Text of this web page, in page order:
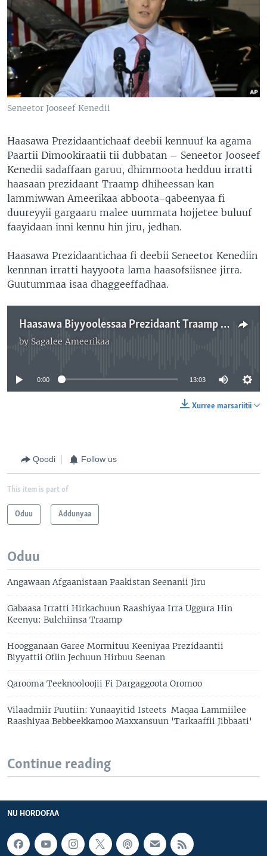
Seneetor Jooseef Kenedii
Haasawa Prezidaantichaaf deebii kennuuf ka agama
Paartii Dimookiraatii tii dubbatan – Seneetor Jooseef
Kenedii sadaffaan garuu, dhimmoota hedduu irratti
haasaan prezidaant Traamp dhiheessan kan
lammiwwan Ameerikaa abboota-qabeenyaa fi
duureyyii gargaaru malee uummata hojjetee buluuf
faayidaan inni kennu hin jiru, jedhan.
Haasawa Prezidaantichaa fi deebii Seneetor Kenediin
kennnan irratti hayyoota lama haasofsiisnee jirra.
Guutummaa isaa dhaggeeffadhaa.
Haasawa Biyyoolessaa Prezidaant Traamp Halkan Dabre Dhageessisan Ija Xiinxaltootaatiin
by Sagalee Ameerikaa
No media source currently available
0:00 13:03
Xurree marsariitii
Qoodi Follow us
This item is part of
Oduu Addunyaa
Oduu
Angawaan Afgaanistaan Paakistan Seenanii Jiru
Gabaasa Irratti Hirkachuun Raashiyaa Irra Uggura Hin
Keenyu: Bulchiinsa Traamp
Hoogganaan Garee Mormituu Keeniyaa Prezidaantii
Biyyattii Ofiin Jechuun Hirbuu Seenan
Qarooma Teeknooloojii Fi Dargaggoota Oromoo
Vilaadmiir Puutiin: Yunaayitid Isteets Maqaa Lammiilee
Raashiyaa Bebbeekkamoo Maxxansuun 'Tarkaaffii Jibbaati'
Continue reading
NU HORDOFAA